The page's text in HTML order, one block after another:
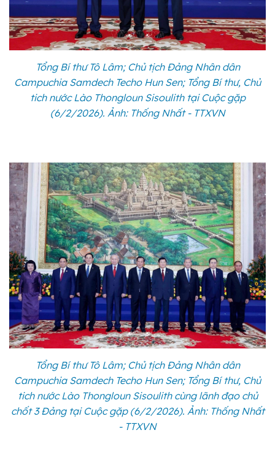
Tổng Bí thư Tô Lâm; Chủ tịch Đảng Nhân dân
Campuchia Samdech Techo Hun Sen; Tổng Bí thư, Chủ
tich nước Lào Thongloun Sisoulith tại Cuộc gặp
(6/2/2026). Ảnh: Thống Nhất - TTXVN
Tổng Bí thư Tô Lâm; Chủ tịch Đảng Nhân dân
Campuchia Samdech Techo Hun Sen; Tổng Bí thư, Chủ
tich nước Lào Thongloun Sisoulith cùng lãnh đạo chủ
chốt 3 Đảng tại Cuộc gặp (6/2/2026). Ảnh: Thống Nhất
- TTXVN